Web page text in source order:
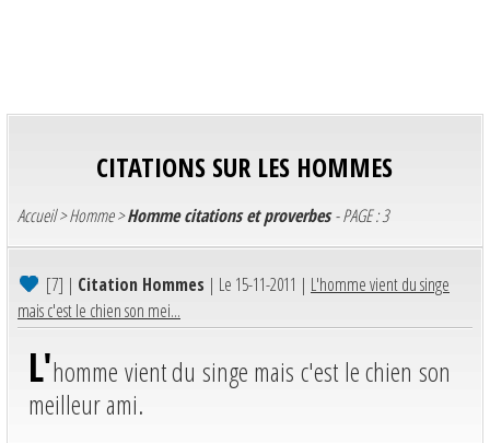
CITATIONS SUR LES HOMMES
Accueil>Homme>Homme citations et proverbes- PAGE : 3
[7] | Citation Hommes | Le 15-11-2011 | L'homme vient du singe
mais c'est le chien son mei...
L'homme vient du singe mais c'est le chien son
meilleur ami.